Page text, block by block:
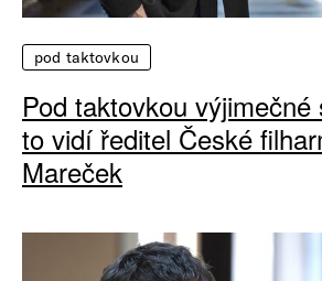
pod taktovkou
Pod taktovkou
to vidí ředitel České
Mareček